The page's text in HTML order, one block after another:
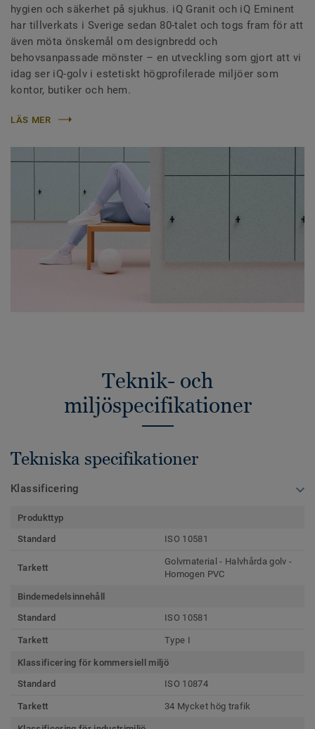
hygien och säkerhet på sjukhus. iQ Granit och iQ Eminent
har tillverkats i Sverige sedan 80-talet och togs fram för att
även möta önskemål om designbredd och
behovsanpassade mönster – en utveckling som gjort att vi
idag ser iQ-golv i estetiskt högprofilerade miljöer som
kontor, butiker och hem.
LÄS MER
Teknik- och
miljöspecifikationer
Tekniska specifikationer
Klassificering
Produkttyp
Standard
ISO 10581
Tarkett
Golvmaterial - Halvhårda golv -
Homogen PVC
Bindemedelsinnehåll
Standard
ISO 10581
Tarkett Type I
Klassificering för kommersiell miljö
Standard
ISO 10874
Tarkett 34 Mycket hög trafik